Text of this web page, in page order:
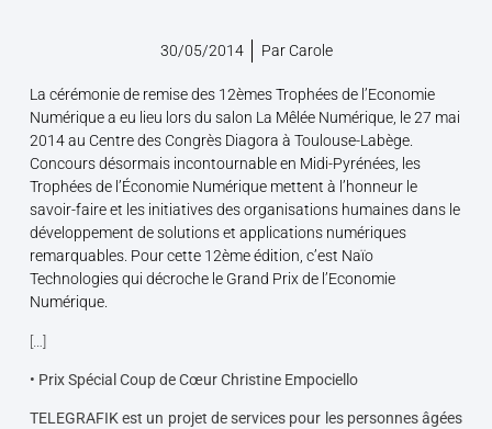
30/05/2014 ParCarole
La cérémonie de remise des 12èmes Trophées de l’Economie
Numérique a eu lieu lors du salon La Mêlée Numérique, le 27 mai
2014 au Centre des Congrès Diagora à Toulouse-Labège.
Concours désormais incontournable en Midi-Pyrénées, les
Trophées de l’Économie Numérique mettent à l’honneur le
savoir-faire et les initiatives des organisations humaines dans le
développement de solutions et applications numériques
remarquables. Pour cette 12ème édition, c’est Naïo
Technologies qui décroche le Grand Prix de l’Economie
Numérique.
[…]
• Prix Spécial Coup de Cœur Christine Empociello
TELEGRAFIK est un projet de services pour les personnes âgées